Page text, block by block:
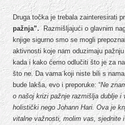
Druga točka je trebala zainteresirati
pažnja”.Razmišljajući o glavnim
knjige sigurno smo se mogli
aktivnosti koje nam oduzimaju
kada i kako ćemo odlučiti što je za
što ne. Da vama koji niste bili s
bude lakša, evo i preporuke: “Ne
o našoj krizi pažnje razmišlja dublje i
holistički nego Johann Hari. Ova je
vitalne važnosti, molim vas, sjednite